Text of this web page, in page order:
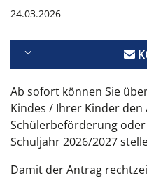
24.03.2026
Ab sofort können Sie
Kindes / Ihrer Kinder den
Schülerbeförderung
Schuljahr 2026/2027
Damit der Antrag